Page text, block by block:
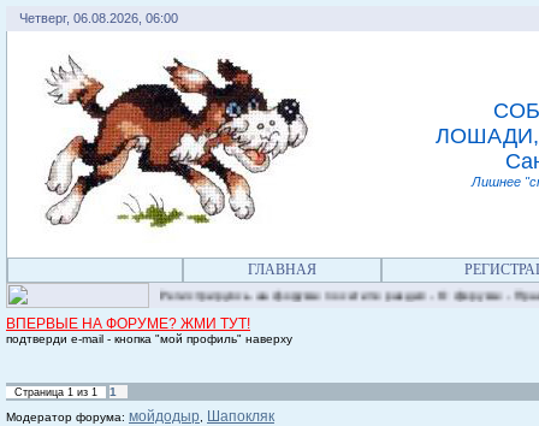
Четверг, 06.08.2026, 06:00
Лишнее
ГЛАВНАЯ
Регистрируясь на форуме посетите раздел - О форуме - Правила.
ВПЕРВЫЕ НА ФОРУМЕ? ЖМИ ТУТ!
подтверди e-mail - кнопка "мой профиль" наверху
Страница 1 из 1
1
Модератор форума: мойдодыр
Шапокляк